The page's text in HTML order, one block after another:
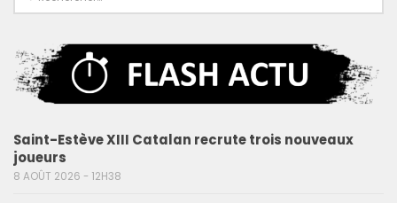
Saint-Estève XIII Catalan recrute trois nouveaux
joueurs
8 AOÛT 2026 - 12H38